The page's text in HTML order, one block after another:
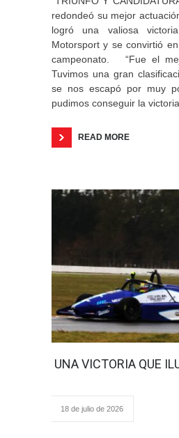
redondeó su mejor
logró una valiosa
Motorsport y se convirtió
campeonato. “Fue el
Tuvimos una gran
se nos escapó por muy
pudimos conseguir la victoria
READ MORE
UNA VICTORIA QUE
18 de julio de 2026